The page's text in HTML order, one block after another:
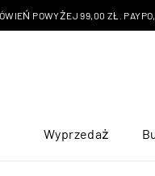
POWYŻEJ 99,00 ZŁ.
Wyprzedaż